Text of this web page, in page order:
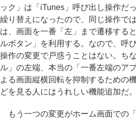
ック」は「iTunes」呼び出し操作だ
繰り替えになったので、同じ操作で
は、画面を一番「左」まで遷移する
ルボタン」を利用する。なので、呼
操作の変更で戸惑うことはない。ち
ル」の左端、本当の「一番左端のア
よる画面縦横回転を抑制するための
どを見る人にはうれしい機能追加だ。
もう一つの変更がホーム画面での